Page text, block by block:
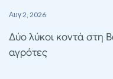
Αυγ 2, 2026
Δύο λύκοι κοντά στη
αγρότες